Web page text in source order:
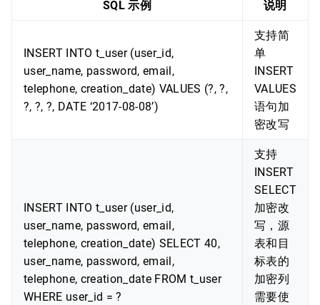
SQL 示例 说明
INSERT INTO t_user (user_id,
user_name, password, email,
telephone, creation_date) VALUES (?, ?,
?, ?, ?, DATE ‘2017-08-08’)
支持简
单
INSERT
VALUES
语句加
密改写
INSERT INTO t_user (user_id,
user_name, password, email,
telephone, creation_date) SELECT 40,
user_name, password, email,
telephone, creation_date FROM t_user
WHERE user_id = ?
支持
INSERT
SELECT
加密改
写，源
表和目
标表的
加密列
需要使